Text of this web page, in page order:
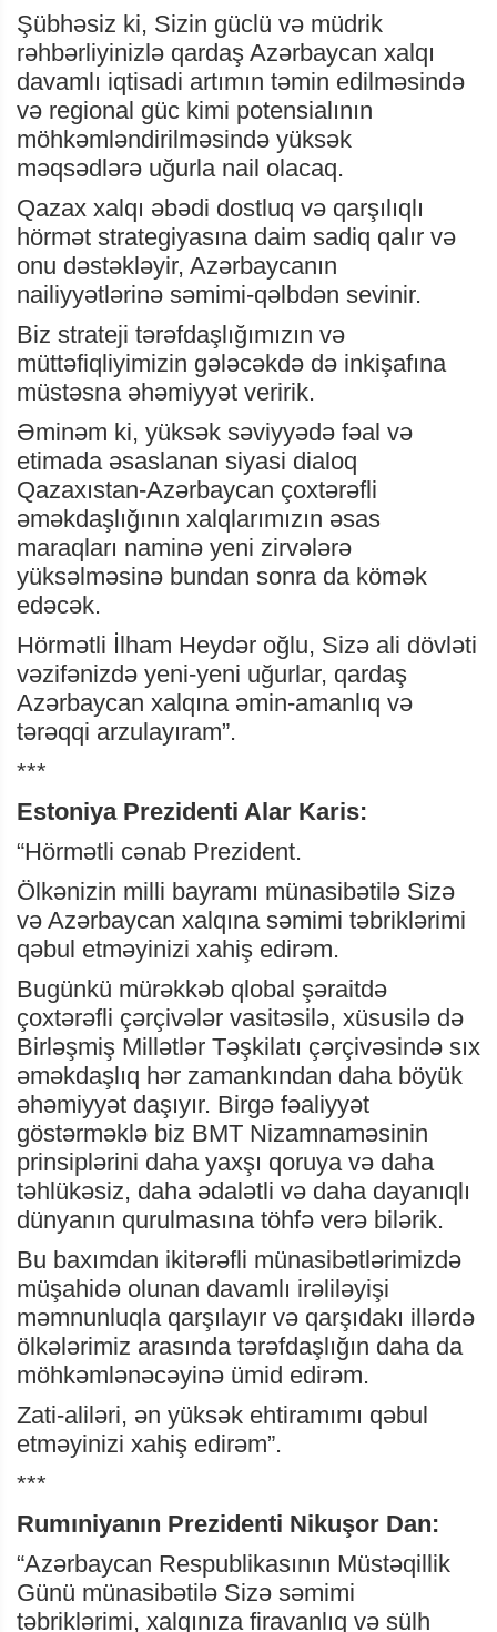
Şübhəsiz ki, Sizin güclü və müdrik
rəhbərliyinizlə qardaş Azərbaycan xalqı
davamlı iqtisadi artımın təmin edilməsində
və regional güc kimi potensialının
möhkəmləndirilməsində yüksək
məqsədlərə uğurla nail olacaq.
Qazax xalqı əbədi dostluq və qarşılıqlı
hörmət strategiyasına daim sadiq qalır və
onu dəstəkləyir, Azərbaycanın
nailiyyətlərinə səmimi-qəlbdən sevinir.
Biz strateji tərəfdaşlığımızın və
müttəfiqliyimizin gələcəkdə də inkişafına
müstəsna əhəmiyyət veririk.
Əminəm ki, yüksək səviyyədə fəal və
etimada əsaslanan siyasi dialoq
Qazaxıstan-Azərbaycan çoxtərəfli
əməkdaşlığının xalqlarımızın əsas
maraqları naminə yeni zirvələrə
yüksəlməsinə bundan sonra da kömək
edəcək.
Hörmətli İlham Heydər oğlu, Sizə ali dövləti
vəzifənizdə yeni-yeni uğurlar, qardaş
Azərbaycan xalqına əmin-amanlıq və
tərəqqi arzulayıram”.
***
Estoniya Prezidenti Alar Karis:
“Hörmətli cənab Prezident.
Ölkənizin milli bayramı münasibətilə Sizə
və Azərbaycan xalqına səmimi təbriklərimi
qəbul etməyinizi xahiş edirəm.
Bugünkü mürəkkəb qlobal şəraitdə
çoxtərəfli çərçivələr vasitəsilə, xüsusilə də
Birləşmiş Millətlər Təşkilatı çərçivəsində sıx
əməkdaşlıq hər zamankından daha böyük
əhəmiyyət daşıyır. Birgə fəaliyyət
göstərməklə biz BMT Nizamnaməsinin
prinsiplərini daha yaxşı qoruya və daha
təhlükəsiz, daha ədalətli və daha dayanıqlı
dünyanın qurulmasına töhfə verə bilərik.
Bu baxımdan ikitərəfli münasibətlərimizdə
müşahidə olunan davamlı irəliləyişi
məmnunluqla qarşılayır və qarşıdakı illərdə
ölkələrimiz arasında tərəfdaşlığın daha da
möhkəmlənəcəyinə ümid edirəm.
Zati-aliləri, ən yüksək ehtiramımı qəbul
etməyinizi xahiş edirəm”.
***
Rumıniyanın Prezidenti Nikuşor Dan:
“Azərbaycan Respublikasının Müstəqillik
Günü münasibətilə Sizə səmimi
təbriklərimi, xalqınıza firavanlıq və sülh